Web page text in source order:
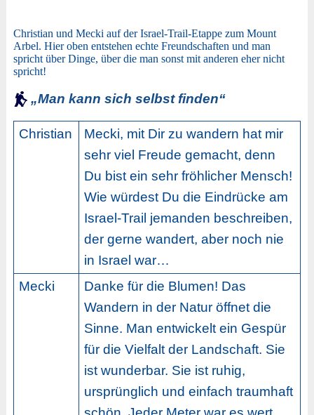
Christian und Mecki auf der Israel-Trail-Etappe zum Mount
Arbel. Hier oben entstehen echte Freundschaften und man
spricht über Dinge, über die man sonst mit anderen eher nicht
spricht!
„Man kann sich selbst finden“
Christian
Mecki, mit Dir zu wandern hat mir
sehr viel Freude gemacht, denn
Du bist ein sehr fröhlicher Mensch!
Wie würdest Du die Eindrücke am
Israel-Trail jemanden beschreiben,
der gerne wandert, aber noch nie
in Israel war…
Mecki
Danke für die Blumen! Das
Wandern in der Natur öffnet die
Sinne. Man entwickelt ein Gespür
für die Vielfalt der Landschaft. Sie
ist wunderbar. Sie ist ruhig,
ursprünglich und einfach traumhaft